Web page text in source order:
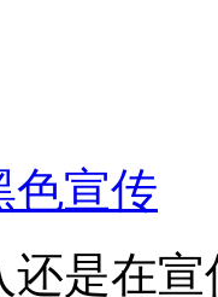
色宣传
还是在